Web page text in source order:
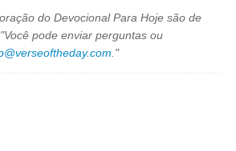
do Devocional Para Hoje são de
pode enviar perguntas ou
."